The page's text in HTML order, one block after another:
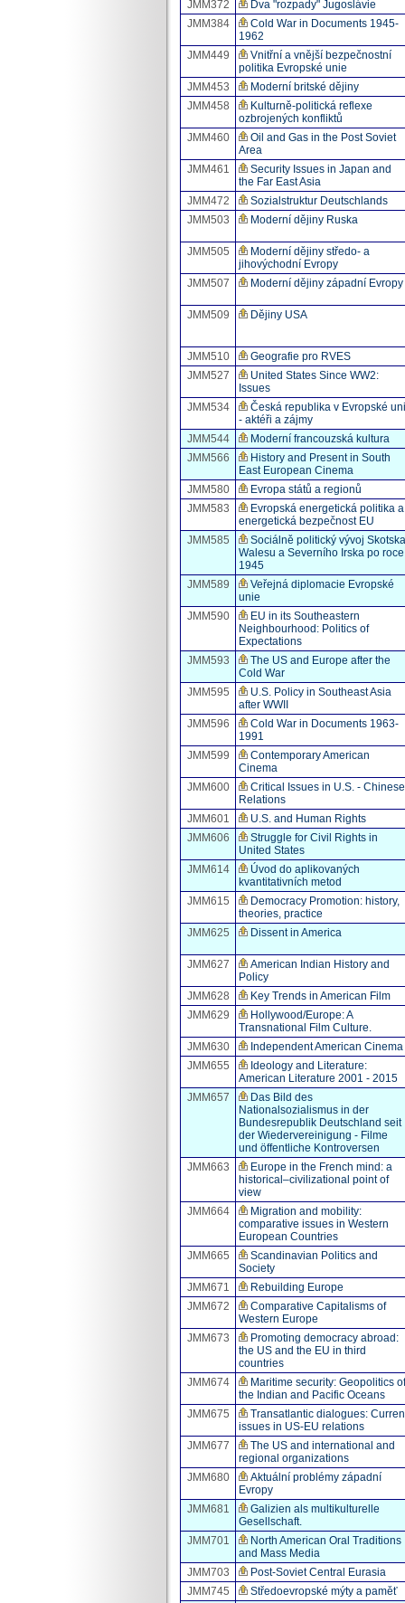
JMM372
Dva "rozpady" Jugoslávie
JMM384
Cold War in Documents 1945-
1962
JMM449
Vnitřní a vnější bezpečnostní
politika Evropské unie
JMM453
Moderní britské dějiny
JMM458
Kulturně-politická reflexe
ozbrojených konfliktů
JMM460
Oil and Gas in the Post Soviet
Area
JMM461
Security Issues in Japan and
the Far East Asia
JMM472
Sozialstruktur Deutschlands
JMM503
Moderní dějiny Ruska
JMM505
Moderní dějiny středo- a
jihovýchodní Evropy
JMM507
Moderní dějiny západní Evropy
JMM509 Dějiny USA
JMM510
Geografie pro RVES
JMM527
United States Since WW2:
Issues
JMM534
Česká republika v Evropské
- aktéři a zájmy
JMM544
Moderní francouzská kultura
JMM566
History and Present in South
East European Cinema
JMM580
Evropa států a regionů
JMM583
Evropská energetická politika a
energetická bezpečnost EU
JMM585
Sociálně politický vývoj
Walesu a Severního Irska po roce
1945
JMM589
Veřejná diplomacie Evropské
unie
JMM590
EU in its Southeastern
Neighbourhood: Politics of
Expectations
JMM593
The US and Europe after the
Cold War
JMM595
U.S. Policy in Southeast Asia
after WWII
JMM596
Cold War in Documents 1963-
1991
JMM599
Contemporary American
Cinema
JMM600
Critical Issues in U.S. - Chinese
Relations
JMM601
U.S. and Human Rights
JMM606
Struggle for Civil Rights in
United States
JMM614
Úvod do aplikovaných
kvantitativních metod
JMM615
Democracy Promotion: history,
theories, practice
JMM625
Dissent in America
JMM627
American Indian History and
Policy
JMM628
Key Trends in American Film
JMM629
Hollywood/Europe: A
Transnational Film Culture.
JMM630
Independent American Cinema
JMM655
Ideology and Literature:
American Literature 2001 - 2015
JMM657
Das Bild des
Nationalsozialismus in der
Bundesrepublik Deutschland seit
der Wiedervereinigung - Filme
und öffentliche Kontroversen
JMM663
Europe in the French mind: a
historical–civilizational point of
view
JMM664
Migration and mobility:
comparative issues in Western
European Countries
JMM665
Scandinavian Politics and
Society
JMM671
Rebuilding Europe
JMM672
Comparative Capitalisms of
Western Europe
JMM673
Promoting democracy abroad:
the US and the EU in third
countries
JMM674
Maritime security: Geopolitics of
the Indian and Pacific Oceans
JMM675
Transatlantic dialogues:
issues in US-EU relations
JMM677
The US and international and
regional organizations
JMM680
Aktuální problémy západní
Evropy
JMM681
Galizien als multikulturelle
Gesellschaft.
JMM701
North American Oral Traditions
and Mass Media
JMM703
Post-Soviet Central Eurasia
JMM745
Středoevropské mýty a paměť